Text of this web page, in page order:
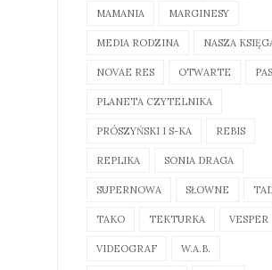
MAMANIA MARGINESY
MEDIA RODZINA NASZA
NOVAE RES OTWARTE
PLANETA CZYTELNIKA
PRÓSZYŃSKI I S-KA REBIS
REPLIKA SONIA DRAGA
SUPERNOWA SŁOWNE
TAKO TEKTURKA VESPER
VIDEOGRAF W.A.B.